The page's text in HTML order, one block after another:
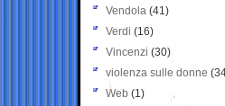
Vendola (41)
Verdi (16)
Vincenzi (30)
violenza sulle donne
Web (1)